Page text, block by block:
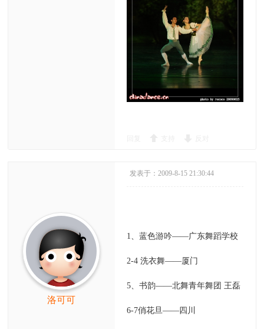
洛可可
发表于：2009-8-15 21:30:44
1、蓝色游吟——广东舞蹈学校
2-4 洗衣舞——厦门
5、书韵——北舞青年舞团 王磊
6-7俏花旦——四川